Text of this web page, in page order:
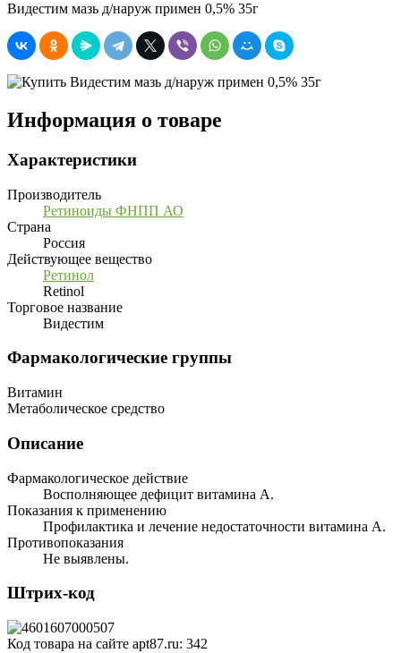
Видестим мазь д/наруж примен 0,5% 35г
Информация о товаре
Характеристики
Производитель
Ретиноиды ФНПП АО
Страна
Россия
Действующее вещество
Ретинол
Retinol
Торговое название
Видестим
Фармакологические группы
Витамин
Метаболическое средство
Описание
Фармакологическое действие
Восполняющее дефицит витамина A.
Показания к применению
Профилактика и лечение недостаточности витамина A.
Противопоказания
Не выявлены.
Штрих-код
Код товара на сайте apt87.ru: 342